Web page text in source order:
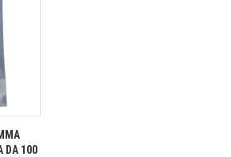
DA 100